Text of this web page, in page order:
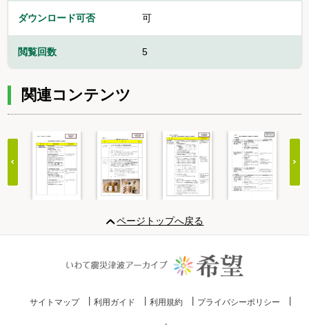
ダウンロード可否 可
閲覧回数 5
関連コンテンツ
20
ページトップへ戻る
サイトマップ 利用ガイド 利用規約 プライバシーポリシー